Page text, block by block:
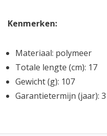
Kenmerken:
Materiaal: polymeer
Totale lengte (cm): 17
Gewicht (g): 107
Garantietermijn (jaar): 3